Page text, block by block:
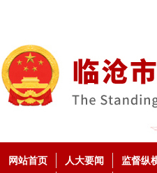
网站首页 人大要闻 监督纵